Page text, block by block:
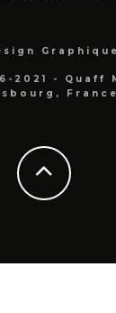
Graphique
2021 - Quaff
France